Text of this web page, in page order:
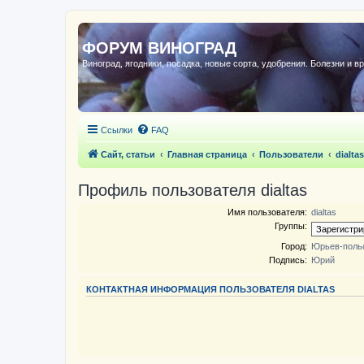
ФОРУМ ВИНОГРАД
Виноград, ягодники, посадка, новые сорта, удобрения. Болезни и
Ссылки FAQ
Сайт, статьи Главная страница Пользователи dialtas
Профиль пользователя dialtas
Имя пользователя: dialtas
Группы:
Город: Юрьев-
Подпись: Юрий
КОНТАКТНАЯ ИНФОРМАЦИЯ ПОЛЬЗОВАТЕЛЯ DIALTAS